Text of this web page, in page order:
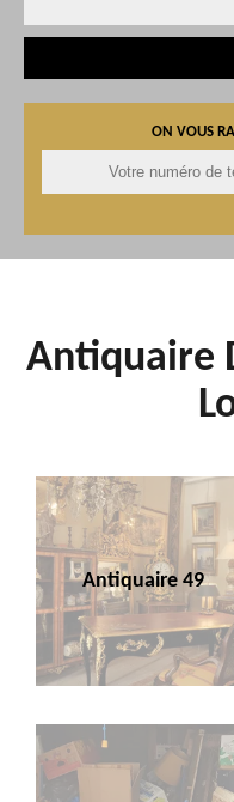
ON VOUS
Antiquaire
Antiquaire 49